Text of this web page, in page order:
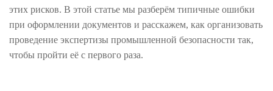
этих рисков. В этой статье мы разберём типичные ошибки
при оформлении документов и расскажем, как организовать
проведение экспертизы промышленной безопасности так,
чтобы пройти её с первого раза.